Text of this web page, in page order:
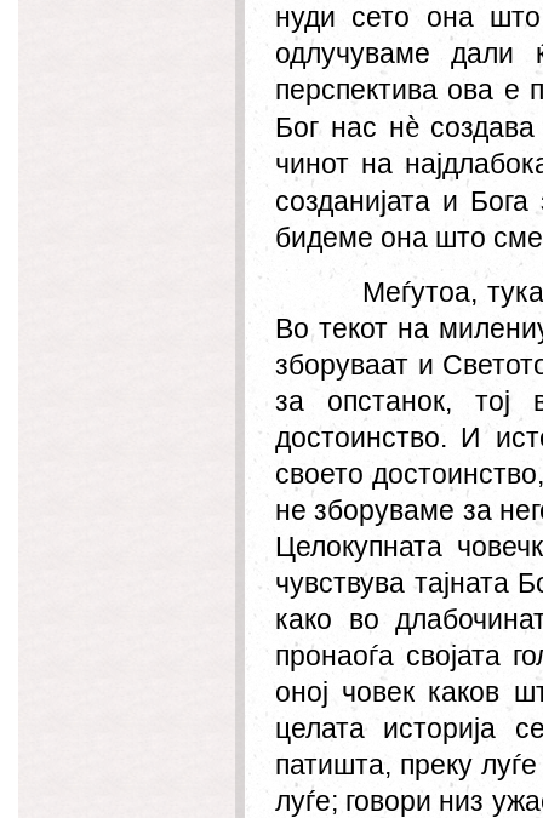
нуди сето она
одлучуваме
перспектива ова е
Бог нас нèсоздава
чинот на
созданијата и
бидеме она што
Меѓутоа,
Во текот на
зборуваат и
за опстанок, тој
достоинство. И
своето
не зборуваме за
Целокупната
чувствува тајната
како во
пронаоѓа својата
оној човек каков
целата историја
патишта, преку
луѓе; говори низ